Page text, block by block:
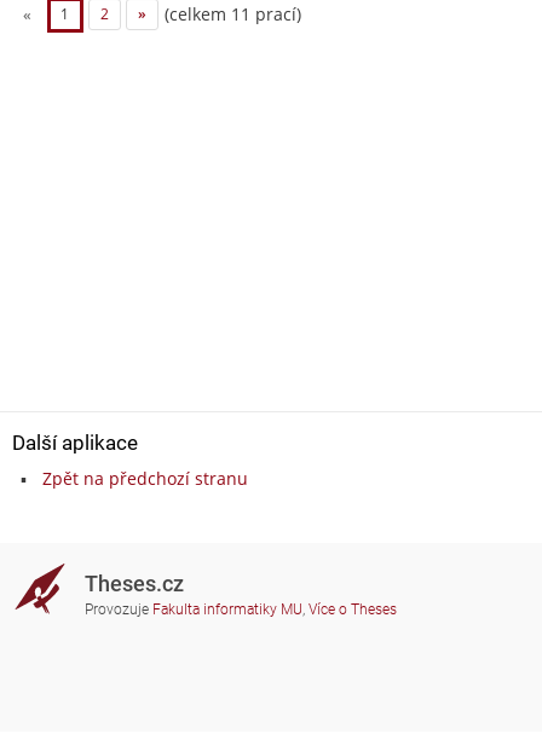
« 1 2 » (celkem 11 prací)
Další aplikace
Zpět na předchozí stranu
Theses.cz
Provozuje Fakulta informatiky MU, Více o Theses